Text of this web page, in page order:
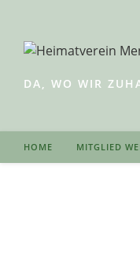
springen
DA, WO WIR
HOME MITGLIED